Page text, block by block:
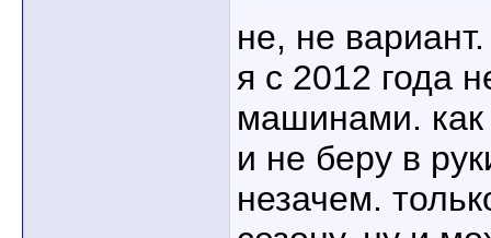
не, не вариант.
я с 2012 года
машинами. как
и не беру в
незачем.